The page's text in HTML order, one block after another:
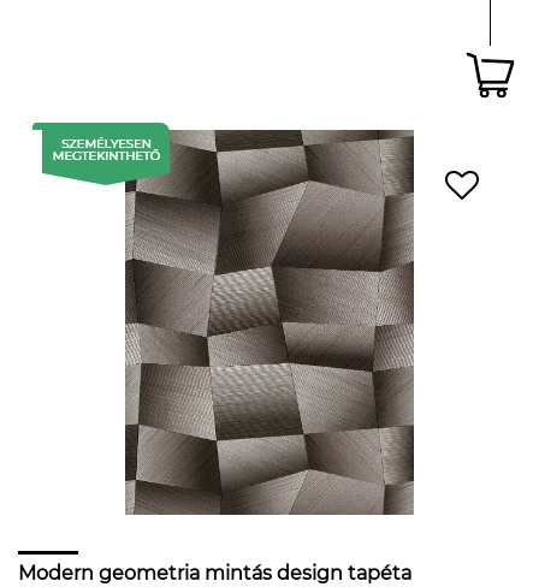
Modern geometria mintás design tapéta